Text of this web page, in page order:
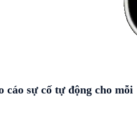
cáo sự cố tự động cho mỗi